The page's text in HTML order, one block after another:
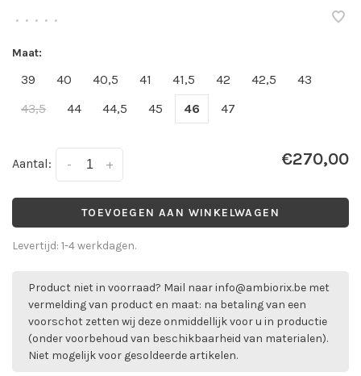
• • • • •
Maat:
39 40 40,5 41 41,5 42 42,5
43
43,5
44 44,5 45 46 47
Aantal: +
- €270,00
TOEVOEGEN AAN WINKELWAGEN
Levertijd: 1-4 werkdagen.
Product niet in voorraad? Mail naarinfo@ambiorix.be met
vermelding van product en maat: na betaling van een
voorschot zetten wij deze onmiddellijk voor u in productie
(onder voorbehoud van beschikbaarheid van materialen).
Niet mogelijk voor gesoldeerde artikelen.